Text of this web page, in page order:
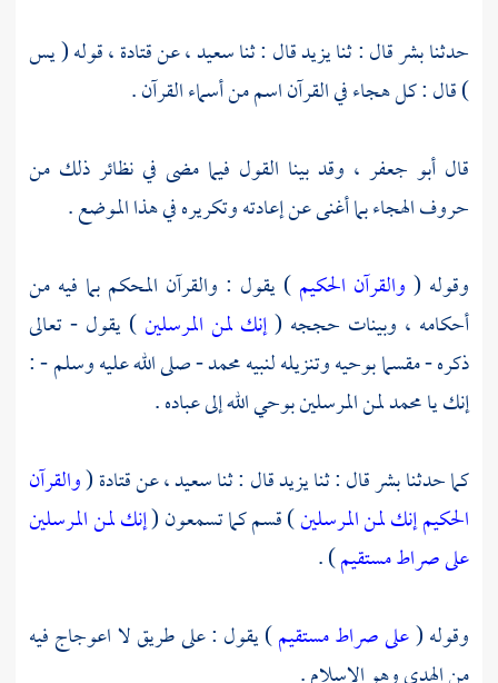
حدثنابشرقال : ثنايزيدقال : ثناسعيد ،عنقتادة ،قوله ( يس
) قال : كل هجاء في القرآن اسم من أسماء القرآن .
قالأبو جعفر ، وقد بينا القول فيما مضى في نظائر ذلك من
حروف الهجاء بما أغنى عن إعادته وتكريره في هذا الموضع .
وقوله ( والقرآن الحكيم) يقول : والقرآن المحكم بما فيه من
أحكامه ، وبينات حججه (إنك لمن المرسلين) يقول - تعالى
ذكره - مقسما بوحيه وتنزيله لنبيهمحمد- صلى الله عليه وسلم - :
إنك يامحمدلمن المرسلين بوحي الله إلى عباده .
كما حدثنابشرقال : ثنايزيدقال : ثناسعيد ،عنقتادة(والقرآن
الحكيم إنك لمن المرسلين) قسم كما تسمعون (إنك لمن المرسلين
على صراط مستقيم) .
وقوله (على صراط مستقيم) يقول : على طريق لا اعوجاج فيه